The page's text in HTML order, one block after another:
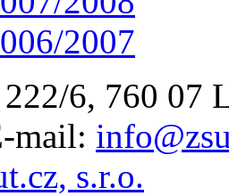
2007
6, 760 07
mail:
s.r.o.